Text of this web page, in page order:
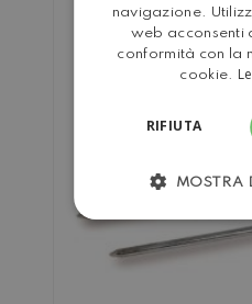
navigazione.
web acconsenti
conformità con la
cookie.
RIFIUTA
MOSTRA